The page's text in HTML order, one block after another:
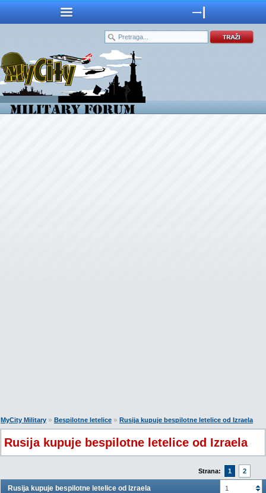
MyCity Military » Bespilotne letelice » Rusija kupuje bespilotne letelice od Izraela
Rusija kupuje bespilotne letelice od Izraela
Strana: 1 2
1
Rusija kupuje bespilotne letelice od Izraela